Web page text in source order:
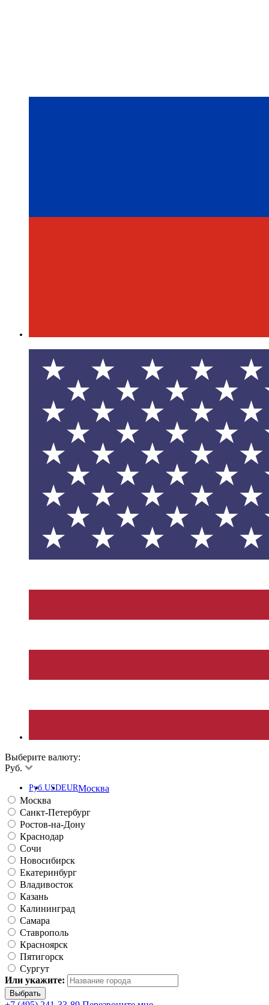
Выберите валюту:
Руб.
Руб.USDEURМосква
Москва
Санкт-Петербург
Ростов-на-Дону
Краснодар
Сочи
Новосибирск
Екатеринбург
Владивосток
Казань
Калининград
Самара
Ставрополь
Красноярск
Пятигорск
Сургут
Или укажите: